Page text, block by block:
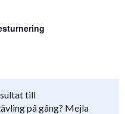
till
på gång? Mejla